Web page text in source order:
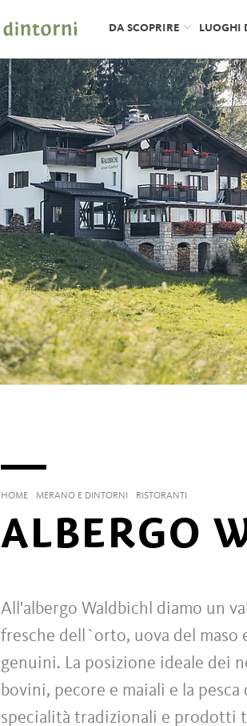
DA SCOPRIRE LUOGHI
HOME MERANO E DINTORNI RISTORANTI
ALBERGO
All'albergo Waldbichl diamo un
fresche dell`orto, uova del
genuini. La posizione ideale dei
bovini, pecore e maiali e la
specialità tradizionali e prodotti